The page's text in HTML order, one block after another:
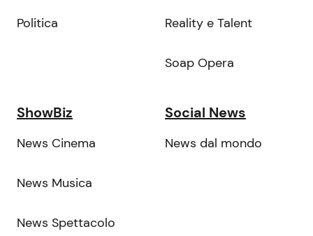
Politica Reality e Talent
Soap Opera
ShowBiz
News Cinema
News Musica
News Spettacolo
Social News
News dal mondo